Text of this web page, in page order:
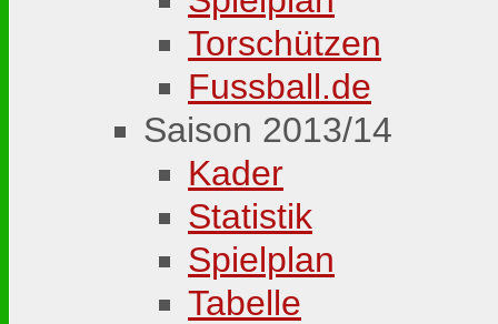
Torschützen
Fussball.de
Saison 2013/14
Kader
Statistik
Spielplan
Tabelle